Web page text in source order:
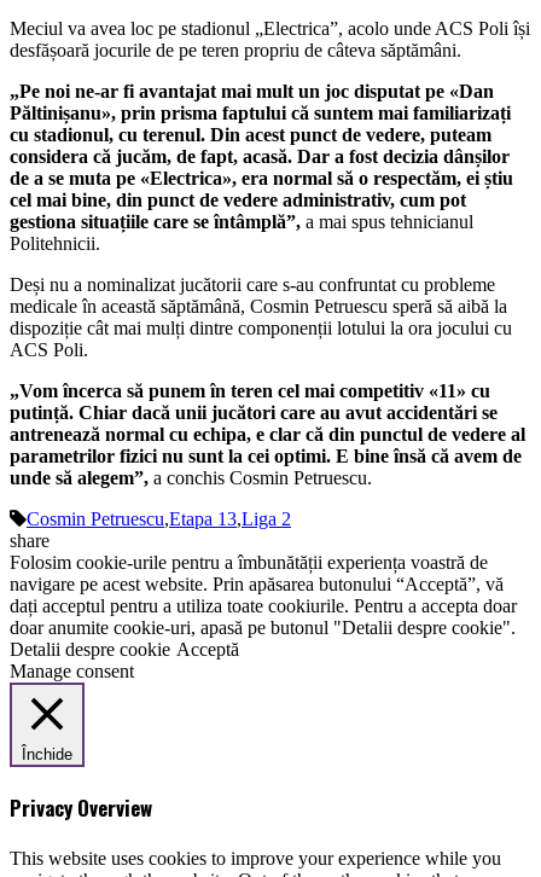
Meciul va avea loc pe stadionul „Electrica”, acolo unde ACS Poli își
desfășoară jocurile de pe teren propriu de câteva săptămâni.
„Pe noi ne-ar fi avantajat mai mult un joc disputat pe «Dan
Păltinișanu», prin prisma faptului că suntem mai familiarizați
cu stadionul, cu terenul. Din acest punct de vedere, puteam
considera că jucăm, de fapt, acasă. Dar a fost decizia dânșilor
de a se muta pe «Electrica», era normal să o respectăm, ei știu
cel mai bine, din punct de vedere administrativ, cum pot
gestiona situațiile care se întâmplă”, a mai spus tehnicianul
Politehnicii.
Deși nu a nominalizat jucătorii care s-au confruntat cu probleme
medicale în această săptămână, Cosmin Petruescu speră să aibă la
dispoziție cât mai mulți dintre componenții lotului la ora jocului cu
ACS Poli.
„Vom încerca să punem în teren cel mai competitiv «11» cu
putință. Chiar dacă unii jucători care au avut accidentări se
antrenează normal cu echipa, e clar că din punctul de vedere al
parametrilor fizici nu sunt la cei optimi. E bine însă că avem de
unde să alegem”, a conchis Cosmin Petruescu.
Cosmin Petruescu,Etapa 13,Liga 2
share
Folosim cookie-urile pentru a îmbunătății experiența voastră de
navigare pe acest website. Prin apăsarea butonului “Acceptă”, vă
dați acceptul pentru a utiliza toate cookiurile. Pentru a accepta doar
doar anumite cookie-uri, apasă pe butonul "Detalii despre cookie".
Detalii despre cookie Acceptă
Manage consent
Închide
Privacy Overview
This website uses cookies to improve your experience while you